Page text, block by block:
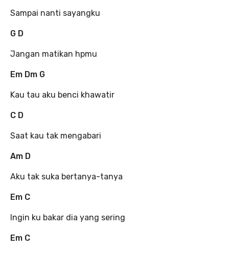
Sampai nanti sayangku
G D
Jangan matikan hpmu
Em Dm G
Kau tau aku benci khawatir
C D
Saat kau tak mengabari
Am D
Aku tak suka bertanya-tanya
Em C
Ingin ku bakar dia yang sering
Em C